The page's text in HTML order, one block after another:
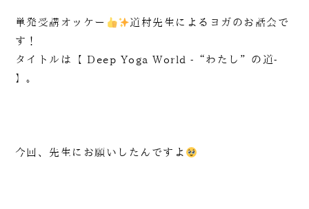
単発受講オッケー
道村先生によるヨガのお話会で
す！
タイトルは【 Deep Yoga World -“わたし”の道-
】。
今回、先生にお願いしたんですよ